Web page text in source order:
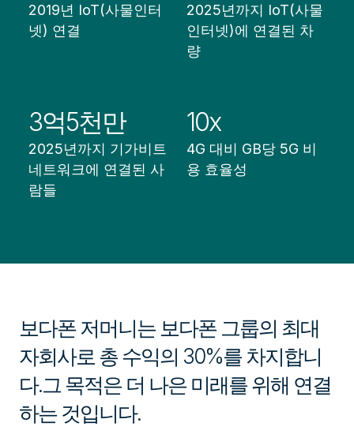
2019년 IoT(사물인터
넷) 연결
2025년까지 IoT(사물
인터넷)에 연결된 차
량
3억5천만
2025년까지 기가비트
네트워크에 연결된 사
람들
10x
4G 대비 GB당 5G 비
용 효율성
보다폰 저머니는 보다폰 그룹의 최대
자회사로 총 수익의 30%를 차지합니
다.그 목적은 더 나은 미래를 위해 연결
하는 것입니다.